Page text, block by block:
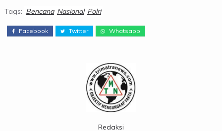
Tags: Bencana Nasional Polri
Facebook Twitter Whatsapp
Redaksi